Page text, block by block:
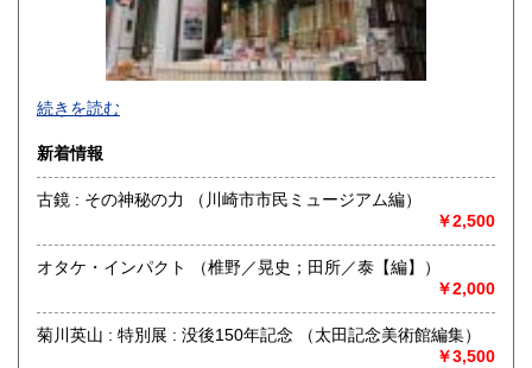
神保町駅から靖国通り沿い右側を駿河台に向けて歩いていき
カーブに差し掛かると白いビルに悠久堂の看板が見えます。
通り沿いのショーケースには中国の美術書や美術全集が各種
店内には山岳書・料理書・書道・美術関係の本など趣味に関
する本が
続きを読む
新着情報
古鏡 : その神秘の力 （川崎市市民ミュージアム編）
￥2,500
オタケ・インパクト （椎野／晃史；田所／泰【編】）
￥2,000
菊川英山 : 特別展 : 没後150年記念 （太田記念美術館編集）
￥3,500